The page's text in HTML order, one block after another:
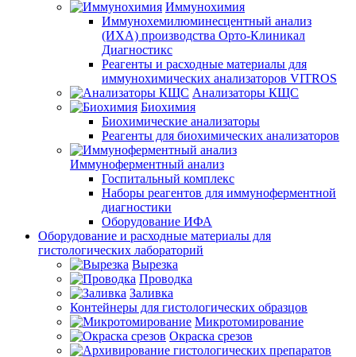
Иммунохимия
Иммунохемилюминесцентный анализ
(ИХА) производства Орто-Клиникал
Диагностикс
Реагенты и расходные материалы для
иммунохимических анализаторов VITROS
Анализаторы КЩС
Биохимия
Биохимические анализаторы
Реагенты для биохимических анализаторов
Иммуноферментный анализ
Госпитальный комплекс
Наборы реагентов для иммуноферментной
диагностики
Оборудование ИФА
Оборудование и расходные материалы для
гистологических лабораторий
Вырезка
Проводка
Заливка
Контейнеры для гистологических образцов
Микротомирование
Окраска срезов